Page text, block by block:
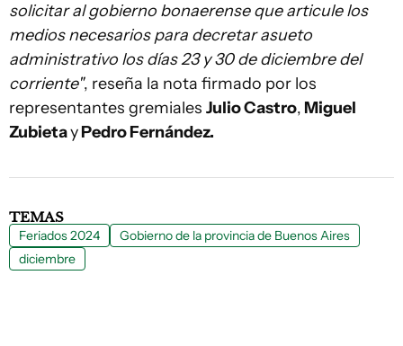
solicitar al gobierno bonaerense que articule los
medios necesarios para decretar asueto
administrativo los días 23 y 30 de diciembre del
corriente", reseña la nota firmado por los
representantes gremiales Julio Castro, Miguel
ZubietayPedro Fernández.
TEMAS
Feriados 2024
Gobierno de la provincia de Buenos Aires
diciembre